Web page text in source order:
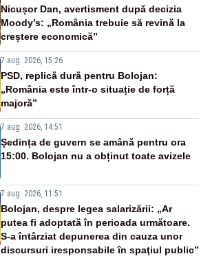
Nicușor Dan, avertisment după decizia
Moody’s: „România trebuie să revină la
creștere economică”
7 aug. 2026, 15:26
PSD, replică dură pentru Bolojan:
„România este într-o situație de forță
majoră”
7 aug. 2026, 14:51
Ședința de guvern se amână pentru ora
15:00. Bolojan nu a obținut toate avizele
7 aug. 2026, 11:51
Bolojan, despre legea salarizării: „Ar
putea fi adoptată în perioada următoare.
S-a întârziat depunerea din cauza unor
discursuri iresponsabile în spaţiul public”